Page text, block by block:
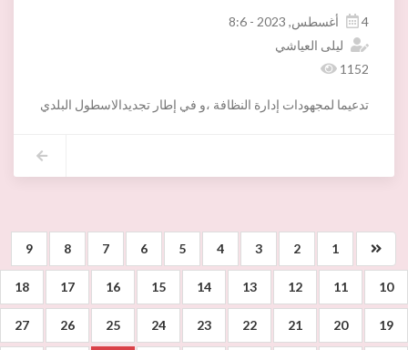
4 أغسطس, 2023 - 8:6
ليلى العياشي
1152
تدعيما لمجهودات إدارة النظافة ،و في إطار تجديدالاسطول البلدي
1
2
3
4
5
6
7
8
9
10
11
12
13
14
15
16
17
18
19
20
21
22
23
24
25
26
27